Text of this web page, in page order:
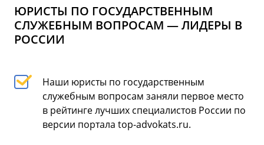
ЮРИСТЫ ПО ГОСУДАРСТВЕННЫМ
СЛУЖЕБНЫМ ВОПРОСАМ — ЛИДЕРЫ В
РОССИИ
Наши юристы по государственным
служебным вопросам заняли первое место
в рейтинге лучших специалистов России по
версии портала top-advokats.ru.